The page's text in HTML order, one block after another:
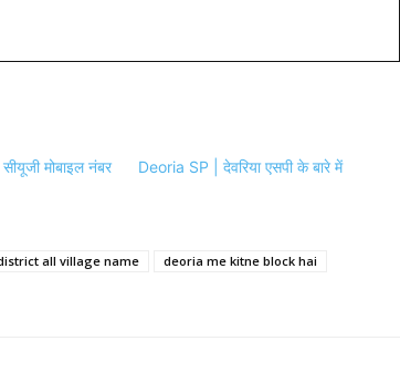
मोबाइल नंबर Deoria SP | देवरिया एसपी के बारे में
all village name
deoria me kitne block hai